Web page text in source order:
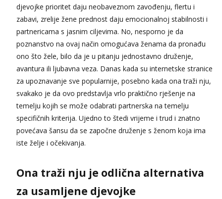
Mira
Čekam tvoj poziv!
Tel:064/677-677- Kod: #72
djevojke prioritet daju neobaveznom zavođenju, flertu i
zabavi, zrelije žene prednost daju emocionalnoj stabilnosti i
partnericama s jasnim ciljevima. No, nesporno je da
poznanstvo na ovaj način omogućava ženama da pronađu
ono što žele, bilo da je u pitanju jednostavno druženje,
avantura ili ljubavna veza. Danas kada su internetske stranice
za upoznavanje sve popularnije, posebno kada ona traži nju,
svakako je da ovo predstavlja vrlo praktično rješenje na
temelju kojih se može odabrati partnerska na temelju
specifičnih kriterija. Ujedno to štedi vrijeme i trud i znatno
povećava šansu da se započne druženje s ženom koja ima
iste želje i očekivanja.
Ona traži nju je odlična alternativa
za usamljene djevojke